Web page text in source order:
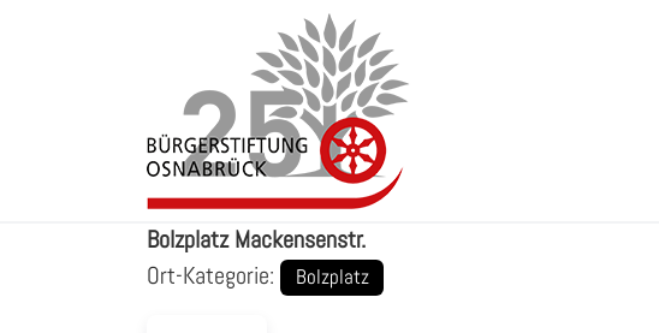
Bolzplatz Mackensenstr.
Ort-Kategorie:
Bolzplatz